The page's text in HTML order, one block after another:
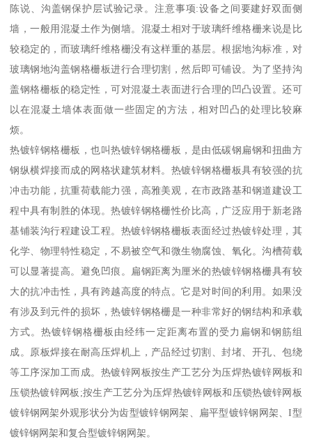
陈说、沟盖钢保护层试验记录。注意事项:设备之间要建好双面侧
墙，一般用混凝土作为侧墙。混凝土相对于玻璃纤维格栅来说是比
较稳定的，而玻璃纤维格栅没有这样重的基层。根据地沟标准，对
玻璃钢地沟盖钢格栅板进行合理切割，然后即可铺设。为了坚持沟
盖钢格栅板的稳定性，可对混凝土表面进行合理的凹凸设置。还可
以在混凝土墙体表面做一些固定的方法，相对凹凸的处理比较麻
烦。
热镀锌钢格栅板，也叫热镀锌钢格栅板，是由低碳钢扁钢和扭曲方
钢纵横焊接而成的网格状建筑材料。热镀锌钢格栅板具有较强的抗
冲击功能，抗重荷载能力强，高雅美观，在市政路基和钢道建设工
程中具有制胜的体现。热镀锌钢格栅性价比高，广泛应用于新老路
基铺装沟行程建设工程。热镀锌钢格栅板表面经过热镀锌处理，其
化学、物理特性稳定，不易被空气和微生物腐蚀、氧化。沟槽荷载
可以显著提高。避免凹痕。扁钢距离为厘米的热镀锌钢格栅具有较
大的抗冲击性，具有跨越高度的特点。它是对时间的利用。如果没
有涉及到元件的损坏，热镀锌钢格栅是一种非常好的钢结构和承载
方式。热镀锌钢格栅板由经纬一定距离布置的受力扁钢和钢筋组
成。原板焊接在耐高压焊机上，产品经过切割、封堵、开孔、包绕
等工序深加工而成。热镀锌网板按生产工艺分为压焊热镀锌网板和
压锁热镀锌网板;按生产工艺分为压焊热镀锌网板和压锁热镀锌网板
镀锌钢网架外观形状分为齿型镀锌钢网架、扁平型镀锌钢网架、I型
镀锌钢网架和复合型镀锌钢网架。